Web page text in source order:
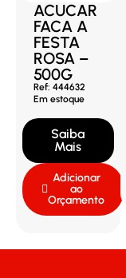
ACUCAR
FACA A
FESTA
ROSA –
500G
Ref: 444632
Em estoque
Saiba
Mais
Adicionar
ao
Orçamento